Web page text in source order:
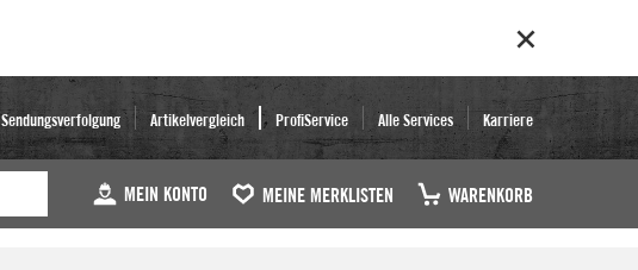
Sendungsverfolgung Artikelvergleich ProfiService Alle Services Karriere
MEIN KONTO MEINE MERKLISTEN WARENKORB